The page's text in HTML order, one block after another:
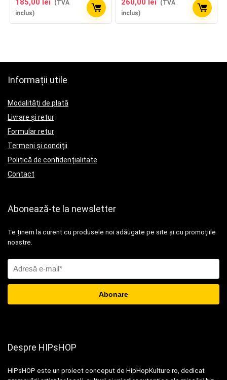
185,00 lei
(TVA
inclus)
260,00 lei
(TVA
inclus)
Informații utile
Modalități de plată
Livrare și retur
Formular retur
Termeni și condiții
Politică de confidențialitate
Contact
Abonează-te la newsletter
Te ținem la curent cu produsele noi adăugate pe site și cu promoțiile
noastre.
Despre HIPsHOP
HIPsHOP este un proiect conceput de HipHopKulture.ro, dedicat